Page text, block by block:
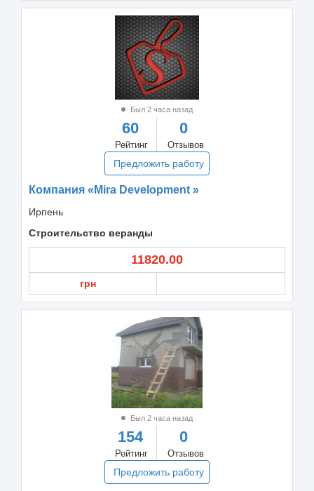
Был 2 часа назад
60
Рейтинг
0
Отзывов
Предложить работу
Компания «Mira Development »
Ирпень
Строительство веранды
11820.00
грн
Был 2 часа назад
154
Рейтинг
0
Отзывов
Предложить работу